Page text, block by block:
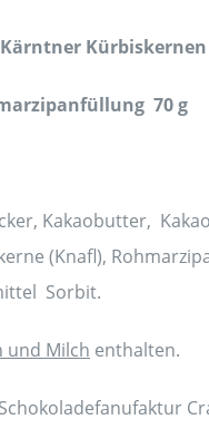
Kürbiskernen
70 g
Kakaobutter,
(Knafl),
Sorbit.
und Milch enthalten.